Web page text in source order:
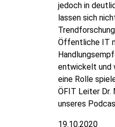
jedoch in
lassen sich
Öffentliche IT
entwickelt und
eine Rolle
ÖFIT Leiter Dr.
unseres
19.10.2020